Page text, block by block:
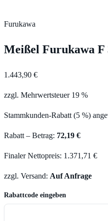
Furukawa
Meißel Furukawa F
1.443,90 €
zzgl. Mehrwertsteuer 19 %
Stammkunden-Rabatt (5 %)
Rabatt – Betrag: 72,19 €
Finaler Nettopreis: 1.371,71 €
zzgl. Versand: Auf Anfrage
Rabattcode eingeben